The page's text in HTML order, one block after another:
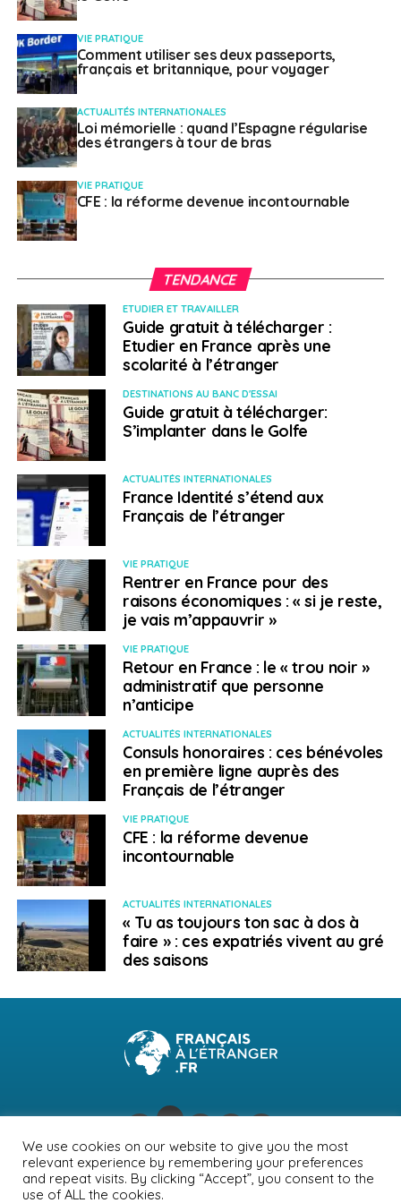
la région.
Le second créneau d’excellence dans les Laurentides
est désigné comme Tourisme de villégiature quatre
saisons. Il repose sur la forte attractivité de ce secteur
dans la région, porté notamment par les activités liées
aux sports de glisse, aux hôtels devillégiature, aux
nombreuses activités de plein air, etc.
> Pour en savoir plus
Créneau Signature Bois
Créneau Tourisme Laurentides
Le marché de l’emploi
Dans un marché de l’emploi assez diversifié où
entreprises de transformation alimentaire occupent
une place importante, de nombreuses activités
bénéficient des retombées de l’industrie touristique.
C’est le cas dans les secteurs de la restauration et de
loisirs, commerces, etc.) qui sont ainsi pourvoyeurs
d’emplois.
Par ailleurs, les Laurentides accueillent bon nombre
d’entreprises dehaute technologie
qui dessinent
l’avenir économique de la région grâce à leurs
investissements et aux emplois créés. Plusieurs
entreprises de fabrication de matériel de transport,
notamment pour l’aéronautique
, sont également
présentes dans les Laurentides. Reconnue pour ses
emplois de moyenne et haute technologie, la région
occupe le deuxième rang au Québec sur le plan des
exportations manufacturières. On note aussi la
présence d’entreprises forestières, notamment dans la
transformation du bois, et les activités liées à la
également un réel essor dans le sud de la région. Enfin
les compétences professionnelles liées à
l’enseignement et surtout au secteur de la
> Les sites incontournables
dans la région)
Services spécifiques aux immigrants en
Laurentides
du Travail québécois (marché du travail,
Un bel Avenir pour vous au Québec. Cet
excellent site du gouvernement du Québec est
VIE PRATIQUE
Comment utiliser ses deux passeports,
français et britannique, pour voyager
ACTUALITÉS INTERNATIONALES
Loi mémorielle : quand l’Espagne régularise
des étrangers à tour de bras
VIE PRATIQUE
CFE : la réforme devenue incontournable
TENDANCE
ETUDIER ET TRAVAILLER
Guide gratuit à télécharger :
Etudier en France après une
scolarité à l’étranger
DESTINATIONS AU BANC D'ESSAI
Guide gratuit à télécharger:
S’implanter dans le Golfe
ACTUALITÉS INTERNATIONALES
France Identité s’étend aux
Français de l’étranger
VIE PRATIQUE
Rentrer en France pour des
raisons économiques : « si je reste,
je vais m’appauvrir »
VIE PRATIQUE
Retour en France : le « trou noir »
administratif que personne
n’anticipe
ACTUALITÉS INTERNATIONALES
Consuls honoraires : ces bénévoles
en première ligne auprès des
Français de l’étranger
VIE PRATIQUE
CFE : la réforme devenue
incontournable
ACTUALITÉS INTERNATIONALES
« Tu as toujours ton sac à dos à
faire » : ces expatriés vivent au gré
des saisons
NEWSLETTER PUBLICITÉ CONTACTS
MENTIONS LÉGALES
POLITIQUE DE CONFIDENTIALITÉ
We use cookies on our website to give you the most
relevant experience by remembering your preferences
and repeat visits. By clicking “Accept”, you consent to the
use of ALL the cookies.